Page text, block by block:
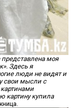
представлена моя
Здесь я
люди не видят и
свои мысли с
картину купила